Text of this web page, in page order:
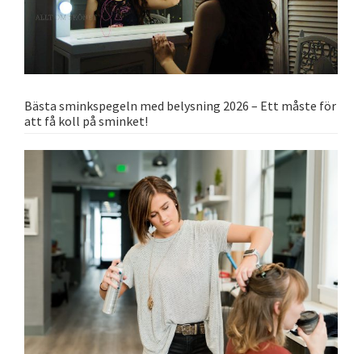
Bästa sminkspegeln med belysning 2026 – Ett måste för
att få koll på sminket!